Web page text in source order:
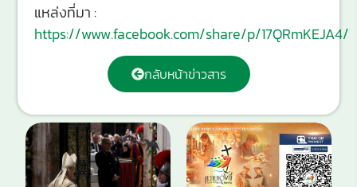
แหล่งที่มา :
https://www.facebook.com/share/p/17QRmKEJA4/
กลับหน้าข่าวสาร